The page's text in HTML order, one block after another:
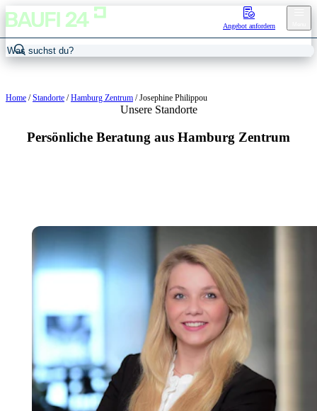
Angebot anfordern
Home /Standorte /Hamburg Zentrum /Josephine Philippou
Unsere Standorte
Persönliche Beratung aus Hamburg Zentrum